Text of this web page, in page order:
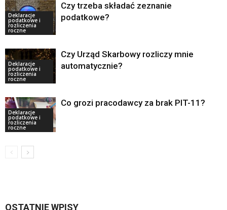
Deklaracje
podatkowe i
rozliczenia
roczne
Czy trzeba składać zeznanie
podatkowe?
Deklaracje
podatkowe i
rozliczenia
roczne
Czy Urząd Skarbowy rozliczy mnie
automatycznie?
Deklaracje
podatkowe i
rozliczenia
roczne
Co grozi pracodawcy za brak PIT-11?
OSTATNIE WPISY